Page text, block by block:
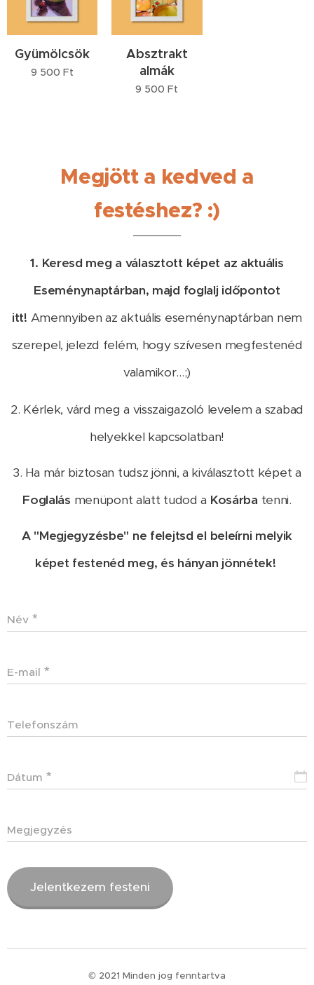
Gyümölcsök
9 500 Ft
Absztrakt
almák
9 500 Ft
Megjött a kedved a
festéshez? :)
1. Keresd meg a választott képet az aktuális
Eseménynaptárban, majd foglalj időpontot
itt! Amennyiben az aktuális eseménynaptárban nem
szerepel, jelezd felém, hogy szívesen megfestenéd
valamikor...;)
2. Kérlek, várd meg a visszaigazoló levelem a szabad
helyekkel kapcsolatban!
3. Ha már biztosan tudsz jönni, a kiválasztott képet a
Foglalás menüpont alatt tudod a Kosárba tenni.
A "Megjegyzésbe" ne felejtsd el beleírni melyik
képet festenéd meg, és hányan jönnétek!
Név
E-mail
Telefonszám
Dátum
Megjegyzés
Jelentkezem festeni
© 2021 Minden jog fenntartva